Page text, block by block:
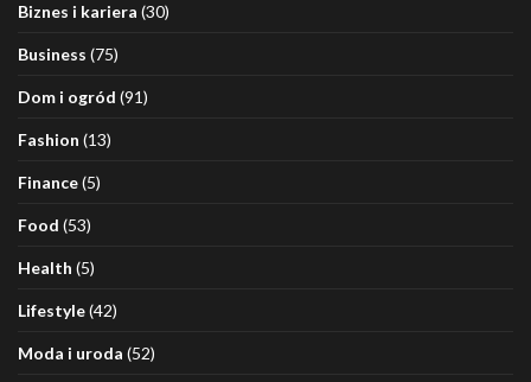
Biznes i kariera (30)
Business (75)
Dom i ogród (91)
Fashion (13)
Finance(5)
Food (53)
Health (5)
Lifestyle(42)
Moda i uroda (52)